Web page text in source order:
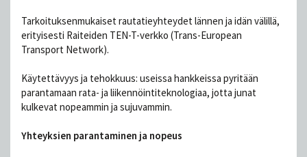
Tarkoituksenmukaiset rautatieyhteydet lännen ja idän välillä,
erityisesti Raiteiden TEN-T-verkko (Trans-European
Transport Network).
Käytettävyys ja tehokkuus: useissa hankkeissa pyritään
parantamaan rata- ja liikennöintiteknologiaa, jotta junat
kulkevat nopeammin ja sujuvammin.
Yhteyksien parantaminen ja nopeus